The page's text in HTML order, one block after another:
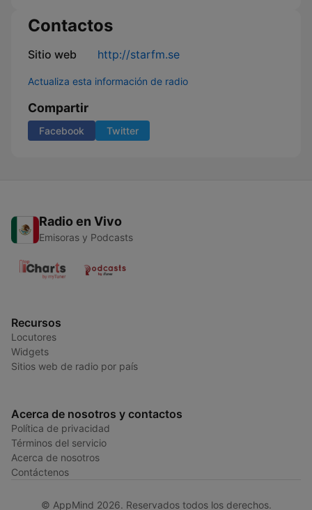
Contactos
Sitio web http://starfm.se
Actualiza esta información de radio
Compartir
Facebook Twitter
Radio en Vivo
Emisoras y Podcasts
Recursos
Locutores
Widgets
Sitios web de radio por país
Acerca de nosotros y contactos
Política de privacidad
Términos del servicio
Acerca de nosotros
Contáctenos
© AppMind 2026. Reservados todos los derechos.